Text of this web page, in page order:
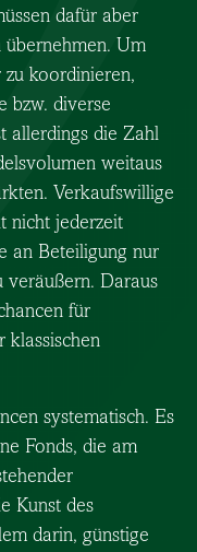
dafür aber
Um
koordinieren,
bzw. diverse
allerdings die Zahl
weitaus
Verkaufswillige
nicht jederzeit
an Beteiligung nur
veräußern. Daraus
für
klassischen
systematisch. Es
Fonds, die am
Kunst des
darin, günstige